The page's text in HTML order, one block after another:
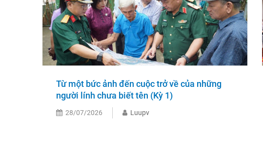
Từ một bức ảnh đến cuộc trở về của những
người lính chưa biết tên (Kỳ 1)
28/07/2026 Luupv